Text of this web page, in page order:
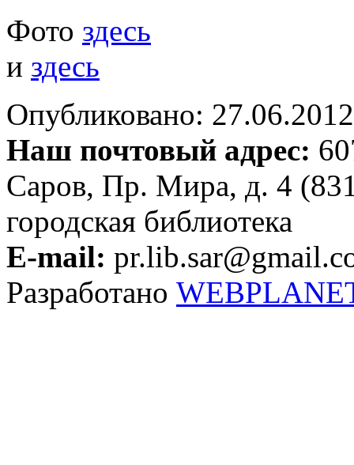
Фото здесь
и здесь
Опубликовано:
Наш почтовый адрес:
Саров, Пр. Мира, д. 4
городская библиотека
E-mail:
Разработано